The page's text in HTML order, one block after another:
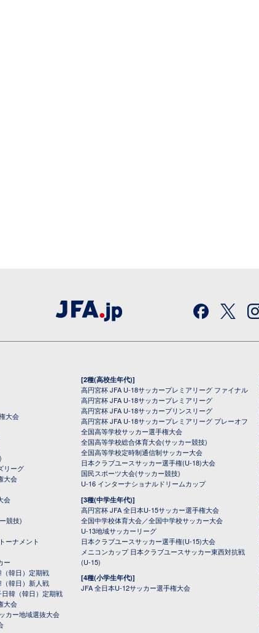
大会
リーグ
大会
会
競技)
ーナメント
ー
韓日）定期戦
韓日）新人戦
韓（韓日）定期戦
大会
カー地域選抜大会
[2種(高校生年代)]
高円宮杯 JFA U-18サッカープレミアリーグ ファイナル
高円宮杯 JFA U-18サッカープレミアリーグ
高円宮杯 JFA U-18サッカープリンスリーグ
高円宮杯 JFA U-18サッカープレミアリーグ プレーオフ
全国高等学校サッカー選手権大会
全国高等学校総合体育大会(サッカー競技)
全国高等学校定時制通信制サッカー大会
日本クラブユースサッカー選手権(U-18)大会
国民スポーツ大会(サッカー競技)
U-16 インターナショナルドリームカップ
[3種(中学生年代)]
高円宮杯 JFA 全日本U-15サッカー選手権大会
全国中学校体育大会／全国中学校サッカー大会
U-13地域サッカーリーグ
日本クラブユースサッカー選手権(U-15)大会
メニコンカップ 日本クラブユースサッカー東西対抗戦
(U-15)
[4種(小学生年代)]
JFA 全日本U-12サッカー選手権大会